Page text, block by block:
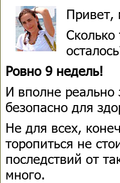
Привет,
Ровно 9 недель!
И вполне реально
безопасно для
Не для всех,
торопиться не
последствий от
много.